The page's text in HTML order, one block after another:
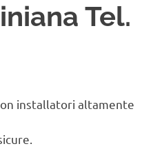
Tel.
installatori altamente